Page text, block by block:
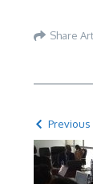
Share
Previous